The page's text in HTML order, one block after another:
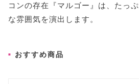
コンの存在『マルゴー』は、たっ
な雰囲気を演出します。
おすすめ商品